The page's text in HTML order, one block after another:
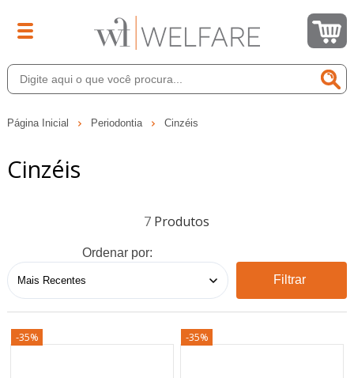
Página Inicial Periodontia Cinzéis
Cinzéis
7
Ordenar por:
Filtrar
-35% -35%